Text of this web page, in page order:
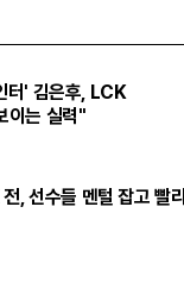
터' 김은후, LCK
이는 실력"
, 선수들 멘털 잡고 빨리